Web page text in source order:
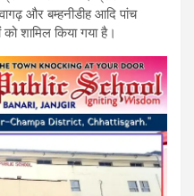
और बम्हनीडीह आदि पांच
शामिल किया गया है।